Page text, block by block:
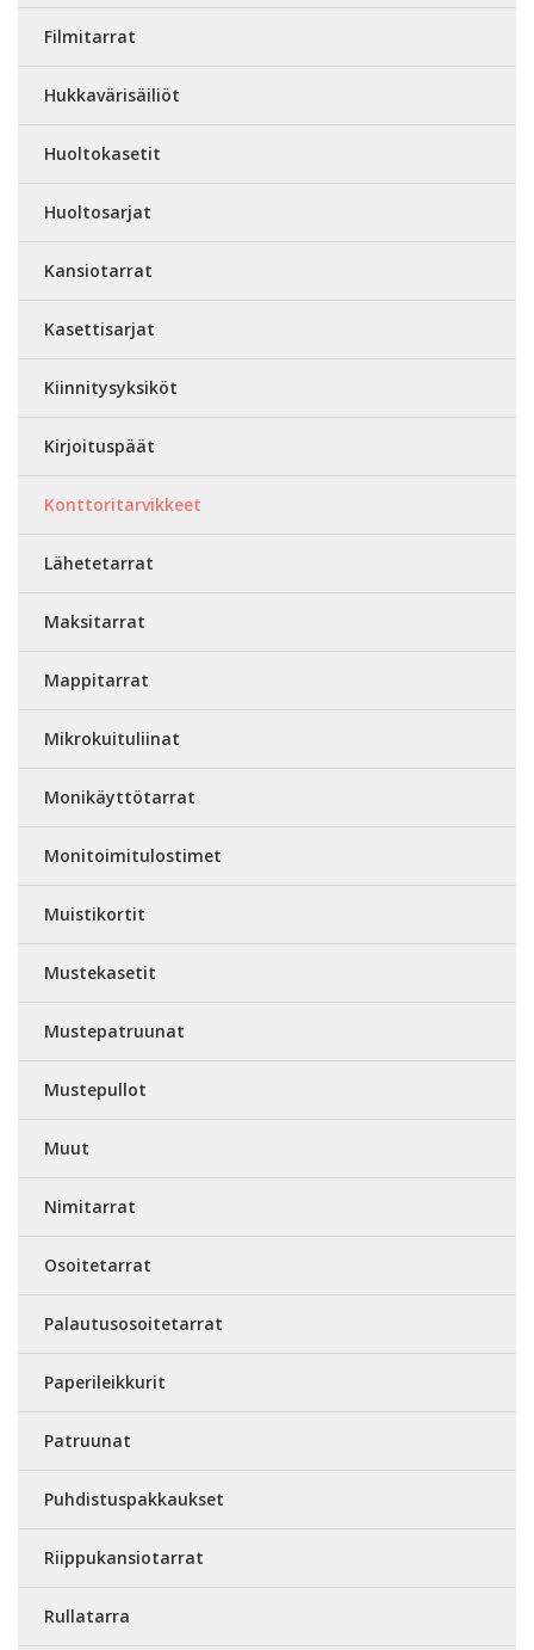
Filmitarrat
Hukkavärisäiliöt
Huoltokasetit
Huoltosarjat
Kansiotarrat
Kasettisarjat
Kiinnitysyksiköt
Kirjoituspäät
Konttoritarvikkeet
Lähetetarrat
Maksitarrat
Mappitarrat
Mikrokuituliinat
Monikäyttötarrat
Monitoimitulostimet
Muistikortit
Mustekasetit
Mustepatruunat
Mustepullot
Muut
Nimitarrat
Osoitetarrat
Palautusosoitetarrat
Paperileikkurit
Patruunat
Puhdistuspakkaukset
Riippukansiotarrat
Rullatarra